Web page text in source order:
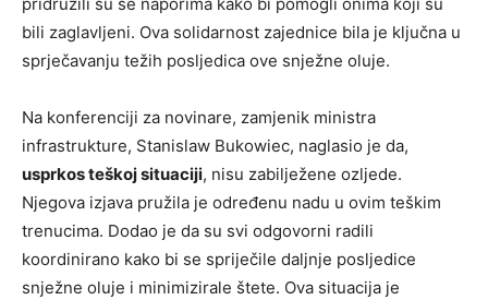
bili zaglavljeni. Ova solidarnost zajednice bila je ključna u
sprječavanju težih posljedica ove snježne oluje.
Na konferenciji za novinare, zamjenik ministra
infrastrukture, Stanislaw Bukowiec, naglasio je da,
usprkos teškoj situaciji, nisu zabilježene ozljede.
Njegova izjava pružila je određenu nadu u ovim teškim
trenucima. Dodao je da su svi odgovorni radili
koordinirano kako bi se spriječile daljnje posljedice
snježne oluje i minimizirale štete. Ova situacija je